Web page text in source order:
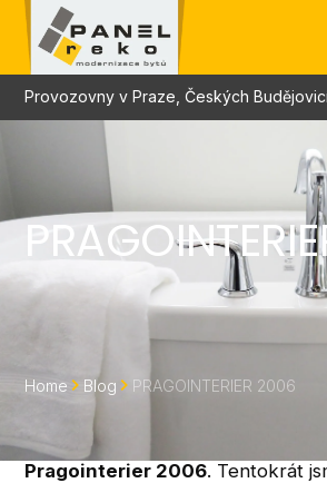
Provozovny v Praze, Českých
Home Blog PRAGOINTERIER 2006
Ve dnech 7.-10.9.2006 jsme se
Pragointerier 2006. Tentokrát